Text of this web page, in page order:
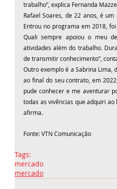
trabalho”, explica Fernanda
Rafael Soares, de 22 anos, é
Entrou no programa em 2018,
Quali sempre apoiou o meu
atividades além do trabalho.
de transmitir conhecimento”,
Outro exemplo é a Sabrina Lima,
ao final do seu contrato, em
pude conhecer e me aventurar
todas as vivências que adquiri
afirma.
Fonte: VTN Comunicação
Tags:
mercado
mercado